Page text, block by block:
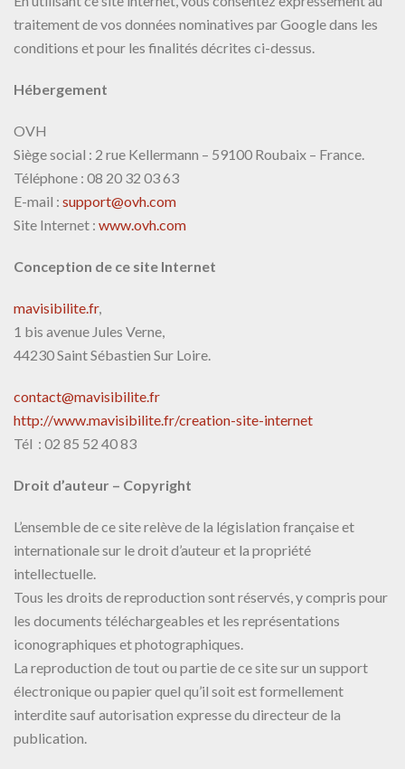
traitement de vos données nominatives par Google dans les
conditions et pour les finalités décrites ci-dessus.
Hébergement
OVH
Siège social : 2 rue Kellermann – 59100 Roubaix – France.
Téléphone : 08 20 32 03 63
E-mail : support@ovh.com
Site Internet : www.ovh.com
Conception de ce site Internet
mavisibilite.fr,
1 bis avenue Jules Verne,
44230 Saint Sébastien Sur Loire.
contact@mavisibilite.fr
http://www.mavisibilite.fr/creation-site-internet
Tél : 02 85 52 40 83
Droit d’auteur – Copyright
L’ensemble de ce site relève de la législation française et
internationale sur le droit d’auteur et la propriété
intellectuelle.
Tous les droits de reproduction sont réservés, y compris pour
les documents téléchargeables et les représentations
iconographiques et photographiques.
La reproduction de tout ou partie de ce site sur un support
électronique ou papier quel qu’il soit est formellement
interdite sauf autorisation expresse du directeur de la
publication.